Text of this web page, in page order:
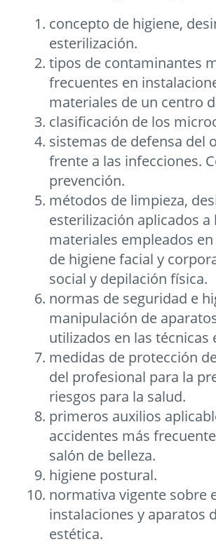
concepto de higiene,
esterilización.
tipos de contaminantes
frecuentes en
materiales de un centro
clasificación de los
sistemas de defensa del
frente a las infecciones.
prevención.
métodos de limpieza,
esterilización aplicados a
materiales empleados
de higiene facial y
social y depilación física.
normas de seguridad e
manipulación de
utilizados en las técnicas
medidas de protección
del profesional para la
riesgos para la salud.
primeros auxilios
accidentes más
salón de belleza.
higiene postural.
normativa vigente sobre
instalaciones y aparatos
estética.